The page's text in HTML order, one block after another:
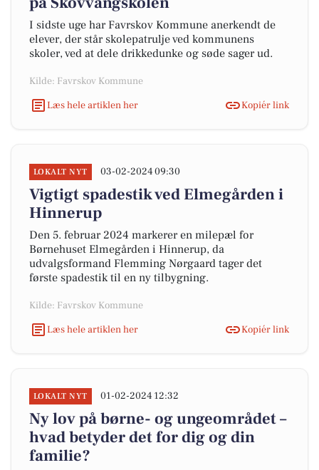
I sidste uge har Favrskov Kommune anerkendt de
elever, der står skolepatrulje ved kommunens
skoler, ved at dele drikkedunke og søde sager ud.
Kilde: Favrskov Kommune
Læs hele artiklen her
Kopiér link
LOKALT NYT 03-02-2024 09:30
Vigtigt spadestik ved Elmegården i
Hinnerup
Den 5. februar 2024 markerer en milepæl for
Børnehuset Elmegården i Hinnerup, da
udvalgsformand Flemming Nørgaard tager det
første spadestik til en ny tilbygning.
Kilde: Favrskov Kommune
Læs hele artiklen her
Kopiér link
LOKALT NYT 01-02-2024 12:32
Ny lov på børne- og ungeområdet –
hvad betyder det for dig og din
familie?